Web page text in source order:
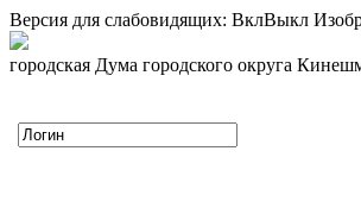
Версия для слабовидящих: ВклВыкл
городская Дума городского округа